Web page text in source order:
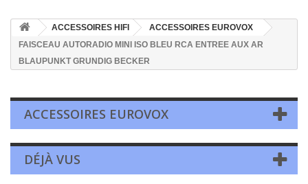
ACCESSOIRES HIFI
ACCESSOIRES EUROVOX
FAISCEAU AUTORADIO MINI ISO BLEU RCA ENTREE AUX AR
BLAUPUNKT GRUNDIG BECKER
ACCESSOIRES EUROVOX
DÉJÀ VUS